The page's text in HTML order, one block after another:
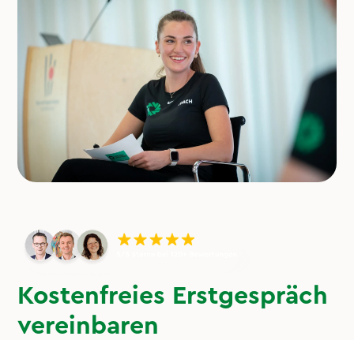
Kostenfreies Erstgespräch
vereinbaren